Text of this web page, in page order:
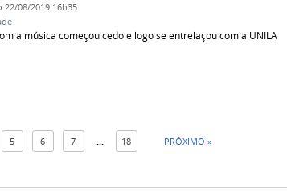
22/08/2019 16h35
a música começou cedo e logo se entrelaçou com a UNILA
5 6 7 18 PRÓXIMO »